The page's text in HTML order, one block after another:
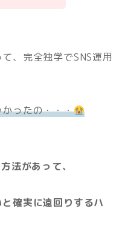
、完全独学でSNS運用
ったの・・・
法があって、
確実に遠回りするハ